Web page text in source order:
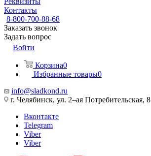
Контакты
8-800-700-88-68
Заказать звонок
Задать вопрос
Войти
Корзина0
Избранные товары0
info@sladkond.ru
г. Челябинск, ул. 2–ая Потребительская, 8
Вконтакте
Telegram
Viber
Viber